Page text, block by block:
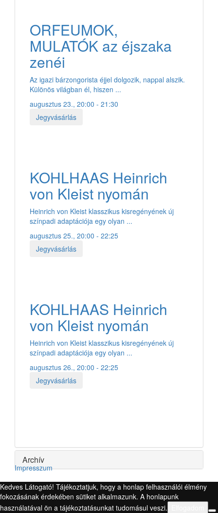
ORFEUMOK,
MULATÓK az éjszaka
zenéi
Az igazi bárzongorista éjjel dolgozik, nappal alszik.
Különös világban él, hiszen ...
augusztus 23., 20:00 - 21:30
Jegyvásárlás
KOHLHAAS Heinrich
von Kleist nyomán
Heinrich von Kleist klasszikus kisregényének új
színpadi adaptációja egy olyan ...
augusztus 25., 20:00 - 22:25
Jegyvásárlás
KOHLHAAS Heinrich
von Kleist nyomán
Heinrich von Kleist klasszikus kisregényének új
színpadi adaptációja egy olyan ...
augusztus 26., 20:00 - 22:25
Jegyvásárlás
Archív
Impresszum
Kedves Látogató! Tájékoztatjuk, hogy a honlap felhasználói élmény
fokozásának érdekében sütiket alkalmazunk. A honlapunk
használatával ön a tájékoztatásunkat tudomásul veszi.